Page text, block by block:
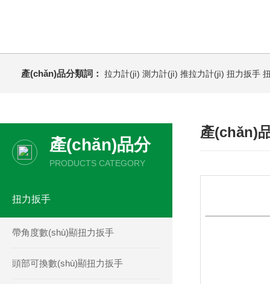
產(chǎn)品分類詞： 拉力計(jì) 測力計(jì) 推拉力計(jì) 扭力扳手
產(chǎn)品分
類
PRODUCTS CATEGORY
扭力扳手
帶角度數(shù)顯扭力扳手
頭部可換數(shù)顯扭力扳手
產(chǎn)